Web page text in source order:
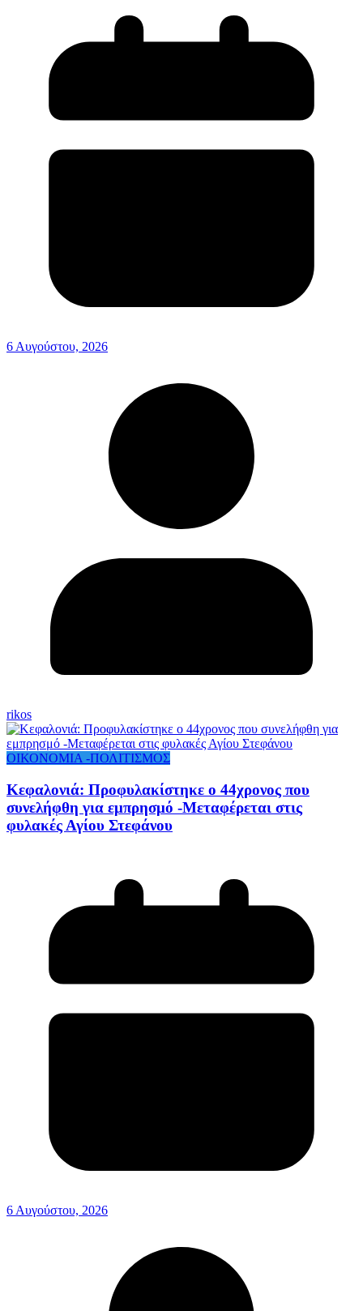
6 Αυγούστου, 2026
rikos
ΟΙΚΟΝΟΜΙΑ -ΠΟΛΙΤΙΣΜΟΣ
Κεφαλονιά: Προφυλακίστηκε ο 44χρονος που
συνελήφθη για εμπρησμό -Μεταφέρεται στις
φυλακές Αγίου Στεφάνου
6 Αυγούστου, 2026